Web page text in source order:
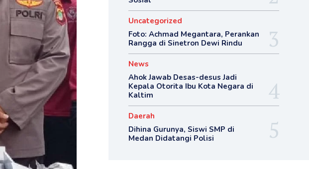
Uncategorized
Foto: Achmad Megantara, Perankan
Rangga di Sinetron Dewi Rindu
News
Ahok Jawab Desas-desus Jadi
Kepala Otorita Ibu Kota Negara di
Kaltim
Daerah
Dihina Gurunya, Siswi SMP di
Medan Didatangi Polisi